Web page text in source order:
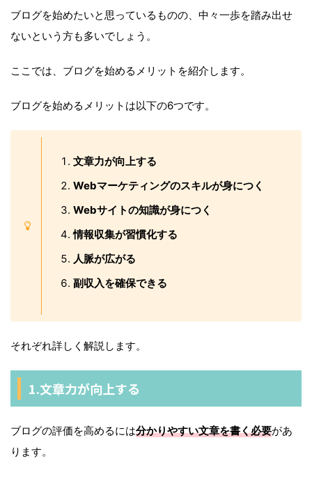
ブログを始めたいと思っているものの、中々一歩を踏み出せ
ないという方も多いでしょう。
ここでは、ブログを始めるメリットを紹介します。
ブログを始めるメリットは以下の6つです。
文章力が向上する
Webマーケティングのスキルが身につく
Webサイトの知識が身につく
情報収集が習慣化する
人脈が広がる
副収入を確保できる
それぞれ詳しく解説します。
1.文章力が向上する
ブログの評価を高めるには分かりやすい文章を書く必要があ
ります。